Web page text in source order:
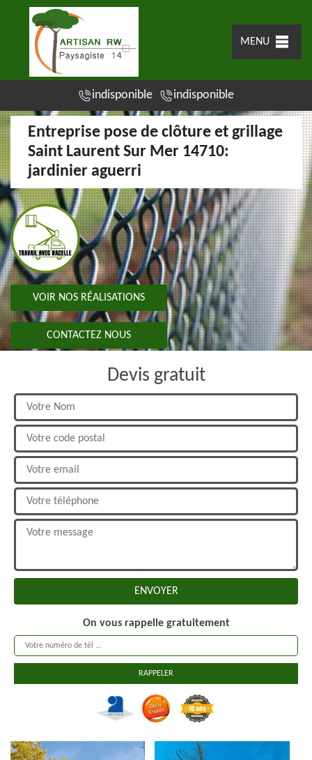
MENU
indisponible indisponible
Entreprise pose de clôture et grillage
Saint Laurent Sur Mer 14710:
jardinier aguerri
VOIR NOS RÉALISATIONS
CONTACTEZ NOUS
Devis gratuit
On vous rappelle gratuitement